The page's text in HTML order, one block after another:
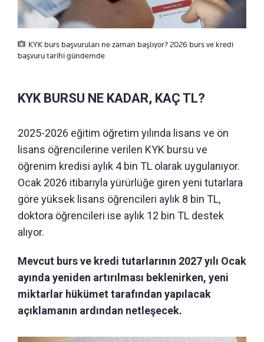
KYK burs başvuruları ne zaman başlıyor? 2026 burs ve kredi
başvuru tarihi gündemde
KYK BURSU NE KADAR, KAÇ TL?
2025-2026 eğitim öğretim yılında lisans ve ön
lisans öğrencilerine verilen KYK bursu ve
öğrenim kredisi aylık 4 bin TL olarak uygulanıyor.
Ocak 2026 itibarıyla yürürlüğe giren yeni tutarlara
göre yüksek lisans öğrencileri aylık 8 bin TL,
doktora öğrencileri ise aylık 12 bin TL destek
alıyor.
Mevcut burs ve kredi tutarlarının 2027 yılı Ocak
ayında yeniden artırılması beklenirken, yeni
miktarlar hükümet tarafından yapılacak
açıklamanın ardından netleşecek.